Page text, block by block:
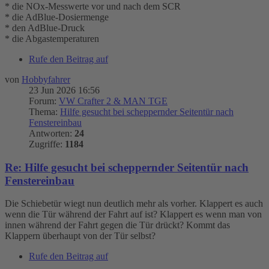
* die NOx-Messwerte vor und nach dem SCR
* die AdBlue-Dosiermenge
* den AdBlue-Druck
* die Abgastemperaturen
Rufe den Beitrag auf
von Hobbyfahrer
23 Jun 2026 16:56
Forum: VW Crafter 2 & MAN TGE
Thema: Hilfe gesucht bei scheppernder Seitentür nach
Fenstereinbau
Antworten: 24
Zugriffe: 1184
Re: Hilfe gesucht bei scheppernder Seitentür nach
Fenstereinbau
Die Schiebetür wiegt nun deutlich mehr als vorher. Klappert es auch
wenn die Tür während der Fahrt auf ist? Klappert es wenn man von
innen während der Fahrt gegen die Tür drückt? Kommt das
Klappern überhaupt von der Tür selbst?
Rufe den Beitrag auf